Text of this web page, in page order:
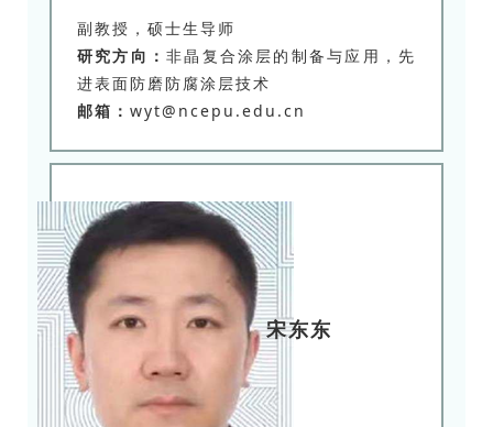
副教授，硕士生导师
研究方向：非晶复合涂层的制备与应用，先
进表面防磨防腐涂层技术
邮箱： wyt@ncepu.edu.cn
宋东东